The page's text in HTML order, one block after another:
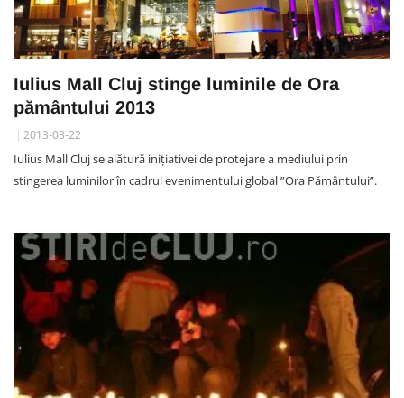
Iulius Mall Cluj stinge luminile de Ora
pământului 2013
2013-03-22
Iulius Mall Cluj se alătură iniţiativei de protejare a mediului prin
stingerea luminilor în cadrul evenimentului global ”Ora Pământului”.